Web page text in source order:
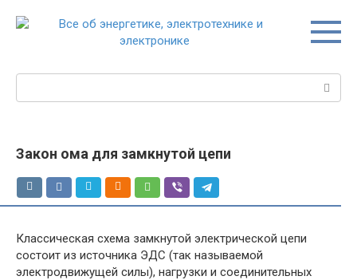
Закон ома для замкнутой цепи
Классическая схема замкнутой электрической цепи
состоит из источника ЭДС (так называемой
электродвижущей силы), нагрузки и соединительных